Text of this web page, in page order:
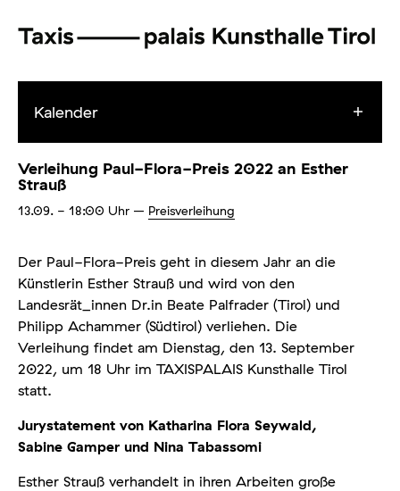
Kalender
Verleihung Paul-Flora-Preis 2022 an Esther
Strauß
13.09. - 18:00 Uhr – Preisverleihung
Der Paul-Flora-Preis geht in diesem Jahr an die
Künstlerin Esther Strauß und wird von den
Landesrät_innen Dr.in Beate Palfrader (Tirol) und
Philipp Achammer (Südtirol) verliehen. Die
Verleihung findet am Dienstag, den 13. September
2022, um 18 Uhr im TAXISPALAIS Kunsthalle Tirol
statt.
Jurystatement von Katharina Flora Seywald,
Sabine Gamper und Nina Tabassomi
Esther Strauß verhandelt in ihren Arbeiten große